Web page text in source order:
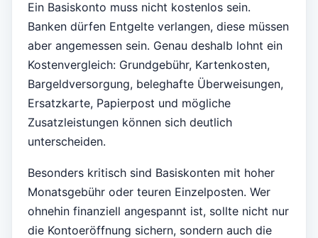
Ein Basiskonto muss nicht kostenlos sein.
Banken dürfen Entgelte verlangen, diese müssen
aber angemessen sein. Genau deshalb lohnt ein
Kostenvergleich: Grundgebühr, Kartenkosten,
Bargeldversorgung, beleghafte Überweisungen,
Ersatzkarte, Papierpost und mögliche
Zusatzleistungen können sich deutlich
unterscheiden.
Besonders kritisch sind Basiskonten mit hoher
Monatsgebühr oder teuren Einzelposten. Wer
ohnehin finanziell angespannt ist, sollte nicht nur
die Kontoeröffnung sichern, sondern auch die